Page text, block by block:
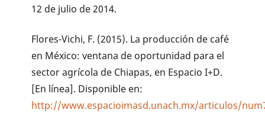
12 de julio de 2014.
Flores-Vichi, F. (2015). La producción de café
en México: ventana de oportunidad para el
sector agrícola de Chiapas, en Espacio I+D.
[En línea]. Disponible en:
http://www.espacioimasd.unach.mx/articulos/